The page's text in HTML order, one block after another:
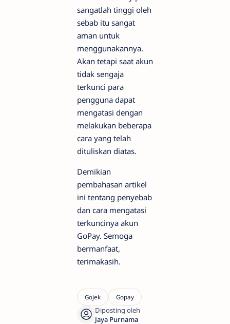
sangatlah tinggi oleh
sebab itu sangat
aman untuk
menggunakannya.
Akan tetapi saat akun
tidak sengaja
terkunci para
pengguna dapat
mengatasi dengan
melakukan beberapa
cara yang telah
dituliskan diatas.
Demikian
pembahasan artikel
ini tentang penyebab
dan cara mengatasi
terkuncinya akun
GoPay. Semoga
bermanfaat,
terimakasih.